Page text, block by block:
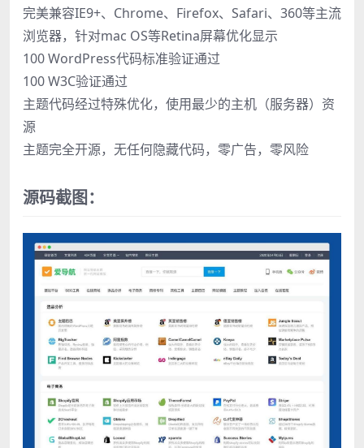
完美兼容IE9+、Chrome、Firefox、Safari、360等主流
浏览器，针对mac OS等Retina屏幕优化显示
100 WordPress代码标准验证通过
100 W3C验证通过
主题代码经过特殊优化，使用最少的主机（服务器）资
源
主题完全开源，无任何隐藏代码，零广告，零风险
源码截图：